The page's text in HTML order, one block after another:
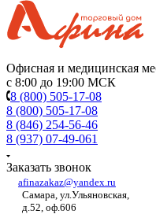
Офисная и медицинская
с 8:00 до 19:00 МСК
8 (800) 505-17-08
8 (800) 505-17-08
8 (846) 254-56-46
8 (937) 07-49-061
Заказать звонок
afinazakaz@yandex.ru
Самара, ул.Ульяновская,
д.52, оф.606